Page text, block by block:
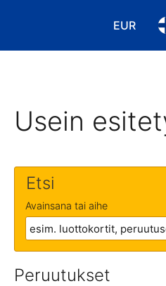
EUR
Valitse
Usein
Etsi
Avainsana tai aihe
Peruutukset